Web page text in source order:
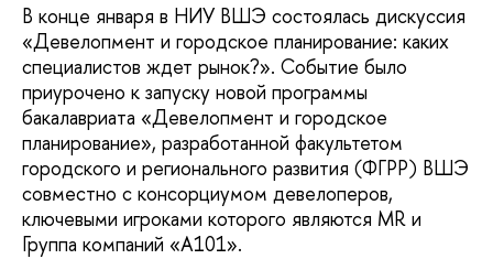
В конце января в НИУ ВШЭ состоялась дискуссия
«Девелопмент и городское планирование: каких
специалистов ждет рынок?». Событие было
приурочено к запуску новой программы
бакалавриата «Девелопмент и городское
планирование», разработанной факультетом
городского и регионального развития (ФГРР) ВШЭ
совместно с консорциумом девелоперов,
ключевыми игроками которого являются MR и
Группа компаний «А101».